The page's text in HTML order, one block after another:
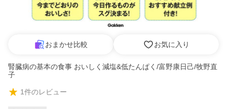
おまかせ比較 お気に入り
腎臓病の基本の食事 おいしく減塩&低たんぱく/富野康日己/牧野直
子
1件のレビュー